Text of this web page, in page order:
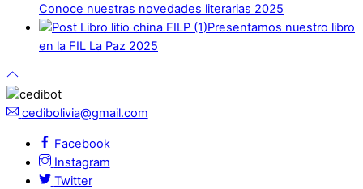
Conoce nuestras novedades literarias 2025
Presentamos nuestro libro
en la FIL La Paz 2025
cedibolivia@gmail.com
Facebook
Instagram
Twitter